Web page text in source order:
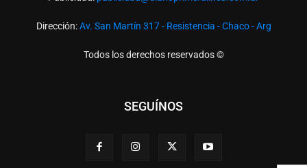
Dirección:Av. San Martín 317 - Resistencia - Chaco - Arg
Todos los derechos reservados ©
SEGUÍNOS